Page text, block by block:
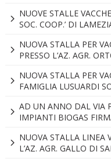
NUOVE STALLE
SOC. COOP.’ DI
NUOVA STALLA PER
PRESSO L’AZ. AGR.
NUOVA STALLA PER
FAMIGLIA LUSUARDI
AD UN ANNO DAL VIA
IMPIANTI BIOGAS
NUOVA STALLA LINEA
L’AZ. AGR. GALLO DI